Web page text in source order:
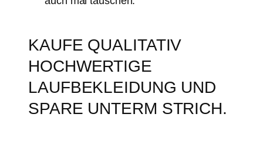
KAUFE QUALITATIV
HOCHWERTIGE
LAUFBEKLEIDUNG UND
SPARE UNTERM STRICH.